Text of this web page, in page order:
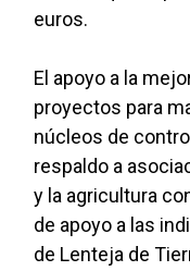
euros.
El apoyo a la
proyectos para
núcleos de
respaldo a
y la agricultura
de apoyo a las
de Lenteja de